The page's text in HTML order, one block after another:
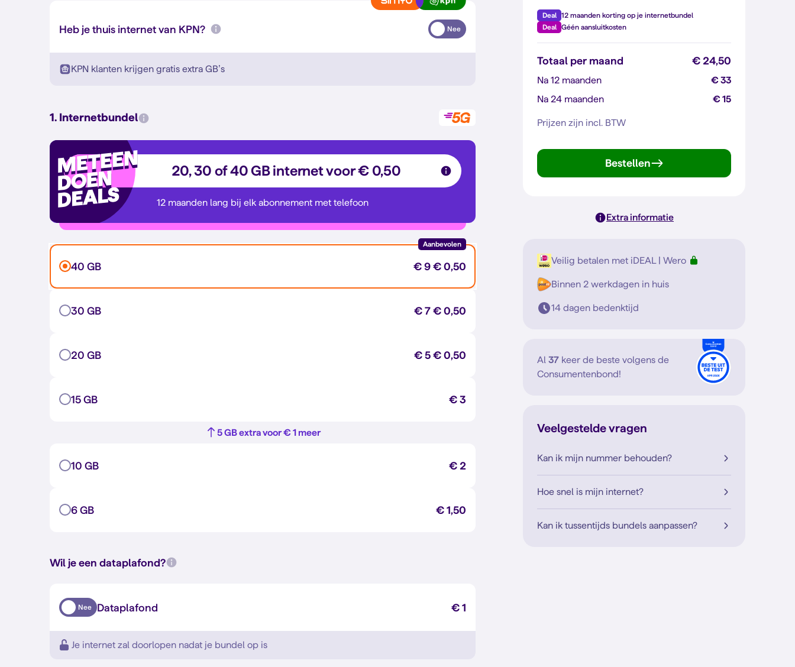
Heb je thuis internet van KPN? Nee
KPN klanten krijgen gratis extra GB’s
1. Internetbundel
20, 30 of 40 GB internet voor € 0,50
12 maanden lang bij elk abonnement met telefoon
Aanbevolen
40 GB € 9 € 0,50
30 GB € 7 € 0,50
20 GB € 5 € 0,50
15 GB € 3
5 GB extra voor € 1 meer
10 GB € 2
6 GB € 1,50
Wil je een dataplafond?
Nee Dataplafond € 1
Je internet zal doorlopen nadat je bundel op is
Deal
12 maanden korting op je internetbundel
Deal
Géén aansluitkosten
Totaal per maand € 24,50
Na 12 maanden
€ 33
Na 24 maanden
€ 15
Prijzen zijn incl. BTW
Bestellen
Extra informatie
Veilig betalen met iDEAL | Wero
Binnen 2 werkdagen in huis
14 dagen bedenktijd
Al 37 keer de beste volgens de
Consumentenbond!
Veelgestelde vragen
Kan ik mijn nummer behouden?
Hoe snel is mijn internet?
Kan ik tussentijds bundels aanpassen?